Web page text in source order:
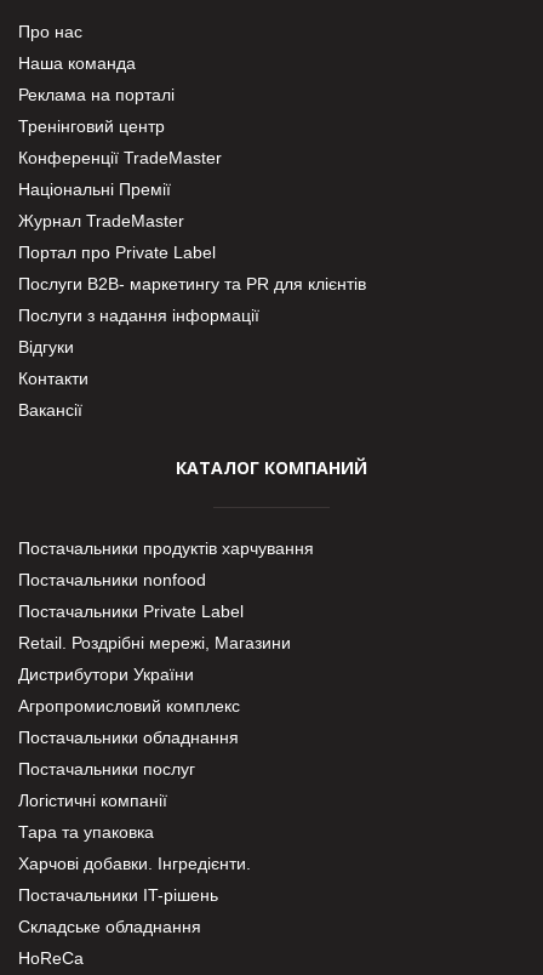
Про нас
Наша команда
Реклама на порталі
Тренінговий центр
Конференції TradeMaster
Національні Премії
Журнал TradeMaster
Портал про Private Label
Послуги В2В- маркетингу та PR для клієнтів
Послуги з надання інформації
Відгуки
Контакти
Вакансії
КАТАЛОГ КОМПАНИЙ
Постачальники продуктів харчування
Постачальники nonfood
Постачальники Private Label
Retail. Роздрібні мережі, Магазини
Дистрибутори України
Агропромисловий комплекс
Постачальники обладнання
Постачальники послуг
Логістичні компанії
Тара та упаковка
Харчові добавки. Інгредієнти.
Постачальники IT-рішень
Складське обладнання
HoReCa